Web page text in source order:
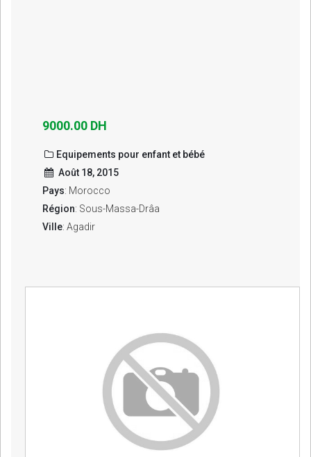
9000.00 DH
Equipements pour enfant et bébé
Août 18, 2015
Pays: Morocco
Région: Sous-Massa-Drâa
Ville: Agadir